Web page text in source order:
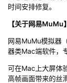
时间安排修复。
【关于网易MuMu】
网易MuMu模拟器
器类Mac端软件，
可在Mac上大屏体
高帧画面带来的丝